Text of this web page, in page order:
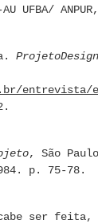
UFBA/
ProjetoDesign
entrevista/
, São
p. 75-78.
ser